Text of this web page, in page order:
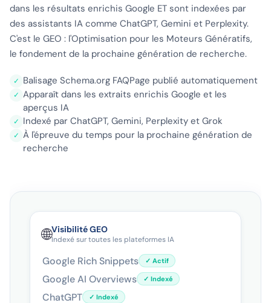
dans les résultats enrichis Google ET sont indexées par
des assistants IA comme ChatGPT, Gemini et Perplexity.
C'est le GEO : l'Optimisation pour les Moteurs Génératifs,
le fondement de la prochaine génération de recherche.
✓ Balisage Schema.org FAQPage publié automatiquement
✓ Apparaît dans les extraits enrichis Google et les
aperçus IA
✓ Indexé par ChatGPT, Gemini, Perplexity et Grok
✓ À l'épreuve du temps pour la prochaine génération de
recherche
🌐Visibilité GEO
Indexé sur toutes les plateformes IA
Google Rich Snippets ✓ Actif
Google AI Overviews ✓ Indexé
ChatGPT ✓ Indexé